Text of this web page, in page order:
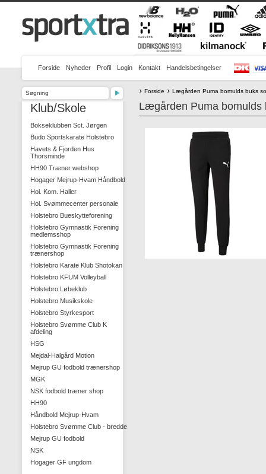
Forside Nyheder Profil Login Kontakt Handelsbetingelser
Klub/Skole
Bokseklubben Sct. Jørgen
Budo Sportskarate Holstebro
Havets & Fjorden Hus
Thorsminde
HH90 Træner webshop
Hogager Mejrup-Hvam Håndbold
Hol. Kom. Haller
Hol. Svømmecenter personale
Holstebro Bueskytteforening
Holstebro Gymnastik Forening
medlemsshop
Holstebro Gymnastik Forening
trænershop
Holstebro Karate Klub Shotokan
Holstebro KFUM Volleyball
Holstebro Løbeklub
Holstebro Musikskole
Holstebro Styrkesport
Holstebro Svømme Club K
afdeling
HSG
Mejdal-Halgård Motion
Mejrup GU fodbold trænershop
MGK
NSK fodbold træner shop
HH90
Håndbold Mejrup-Hvam
Holstebro Svømme Club - bredde
Mejrup GU fodbold
NSK
Hogager GF ungdom
Forside Lægården Puma bomulds buks
Lægården Puma bomulds